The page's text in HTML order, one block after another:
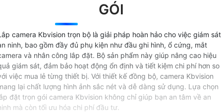
GÓI
camera Kbvision trọn bộ là giải pháp hoàn hảo cho việc giám sát
ninh, bao gồm đầy đủ phụ kiện như đầu ghi hình, ổ cứng, mắt
và nhân công lắp đặt. Bộ sản phẩm này giúp nâng cao hiệu
giám sát, đảm bảo hoạt động ổn định và tiết kiệm chi phí hơn so
việc mua lẻ từng thiết bị. Với thiết kế đồng bộ, camera Kbvision
lại chất lượng hình ảnh sắc nét và dễ dàng sử dụng. Lựa chọn
đặt trọn gói camera Kbvision không chỉ giúp bạn an tâm về an
mà còn tối ưu hóa chi phí đầu tư.